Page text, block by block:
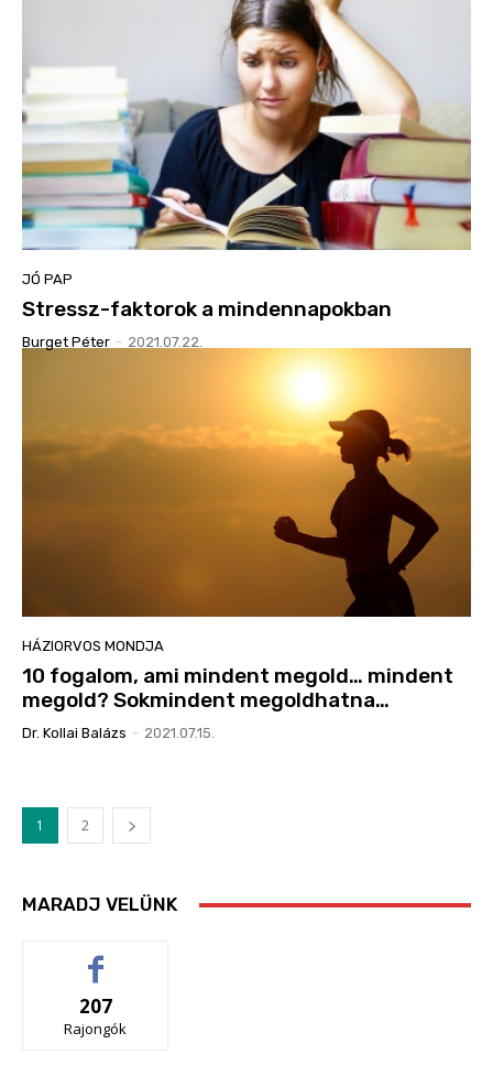
JÓ PAP
Stressz-faktorok a mindennapokban
Burget Péter - 2021.07.22.
HÁZIORVOS MONDJA
10 fogalom, ami mindent megold… mindent
megold? Sokmindent megoldhatna…
Dr. Kollai Balázs - 2021.07.15.
1 2
MARADJ VELÜNK
207
Rajongók